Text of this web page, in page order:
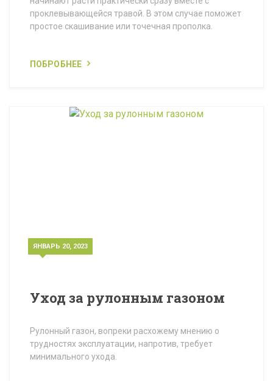
проклевывающейся травой. В этом случае поможет
простое скашивание или точечная прополка.
ПОБРОБНЕЕ
ЯНВАРЬ 20, 2023
Уход за рулонным газоном
Рулонный газон, вопреки расхожему мнению о
трудностях эксплуатации, напротив, требует
минимального ухода.